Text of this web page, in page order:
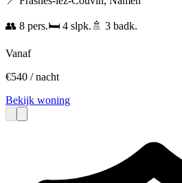
👥 8 pers.🛏️ 4 slpk. 🚿 3 badk.
Vanaf
€540 / nacht
Bekijk woning